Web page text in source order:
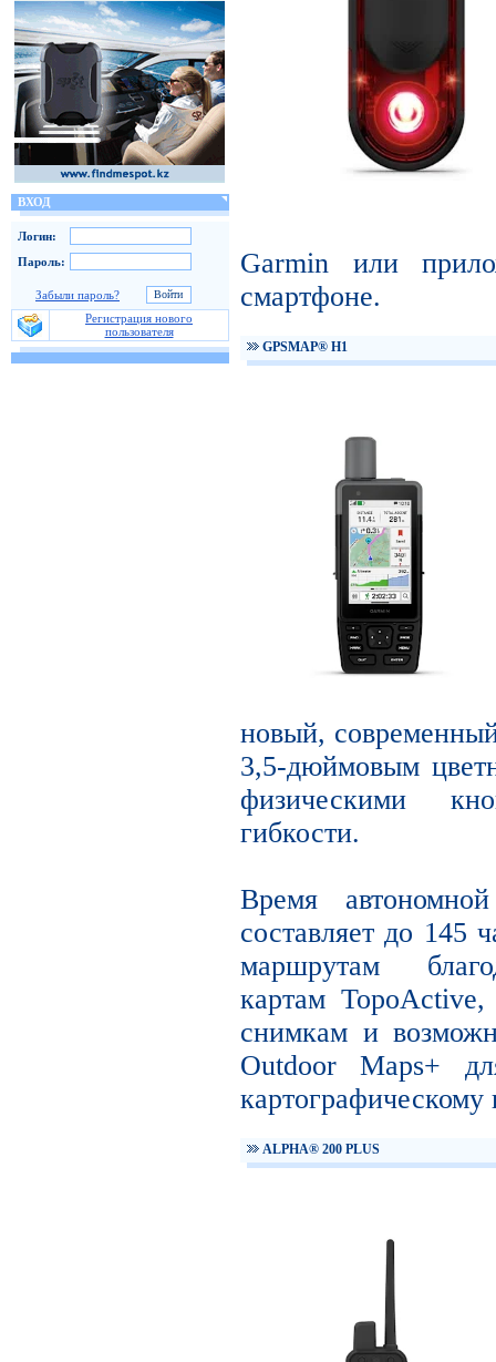
ВХОД
Логин:
Пароль:
Забыли пароль?
Регистрация нового
пользователя
Garmin или
смартфоне.
GPSMAP® H1
новый,
3,5-дюймовым
физическими
гибкости.
Время
составляет до 145
маршрутам
картам
снимкам и
Outdoor Maps+
ALPHA® 200 PLUS